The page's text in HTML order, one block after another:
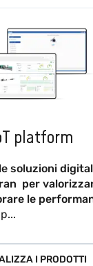
platform
soluzioni
per
le
I PRODOTTI